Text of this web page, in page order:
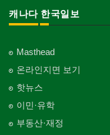
캐나다 한국일보
Masthead
온라인지면 보기
핫뉴스
이민·유학
부동산·재정